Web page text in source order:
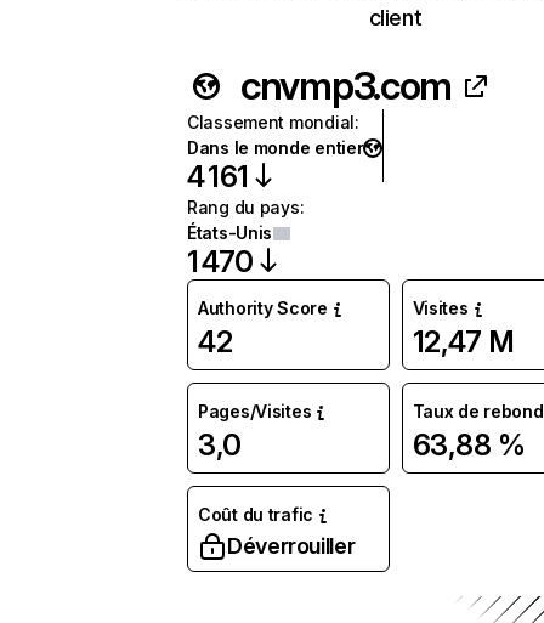
client
cnvmp3.com
Classement mondial:
Dans le monde entier
4 161
Rang du pays:
États-Unis
1 470
Authority Score
42
Visites
12,47 M
Pages/Visites
3,0
Taux de rebond
63,88 %
Coût du trafic
Déverrouiller